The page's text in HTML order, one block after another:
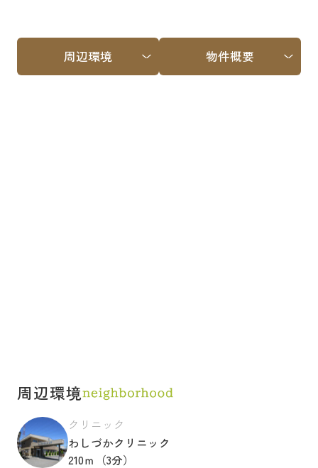
周辺環境 物件概要
周辺環境
クリニック
わしづかクリニック
210ｍ（3分）